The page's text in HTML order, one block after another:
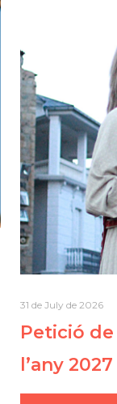
31 de July de 2026
Petició de
l’any 2027